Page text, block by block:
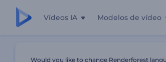
Vídeos IA Modelos de vídeo
Promoção De
Would you like to change Renderforest